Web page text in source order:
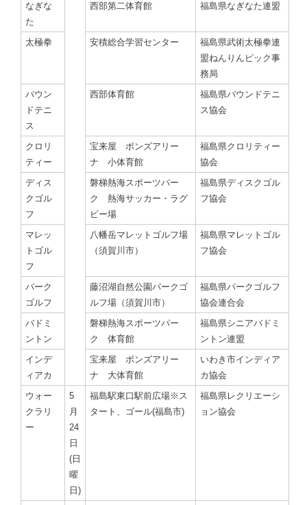
なぎな
た
西部第二体育館 福島県なぎなた連盟
太極拳 安積総合学習センター
福島県武術太極拳連
盟ねんりんピック事
務局
バウン
ドテニ
ス
西部体育館
福島県バウンドテニ
ス協会
クロリ
ティー
宝来屋 ボンズアリー
ナ 小体育館
福島県クロリティー
協会
ディス
クゴル
フ
磐梯熱海スポーツパー
ク 熱海サッカー・ラグ
ビー場
福島県ディスクゴル
フ協会
マレッ
トゴル
フ
八幡岳マレットゴルフ場
（須賀川市）
福島県マレットゴル
フ協会
パーク
ゴルフ
藤沼湖自然公園パークゴ
ルフ場（須賀川市）
福島県パークゴルフ
協会連合会
バドミ
ントン
磐梯熱海スポーツパー
ク 体育館
福島県シニアバドミ
ントン連盟
インデ
ィアカ
宝来屋 ボンズアリー
ナ 大体育館
いわき市インディア
カ協会
ウォー
クラリ
ー
5
月
24
日
(日
曜
日)
福島駅東口駅前広場※ス
タート、ゴール(福島市)
福島県レクリエーシ
ョン協会